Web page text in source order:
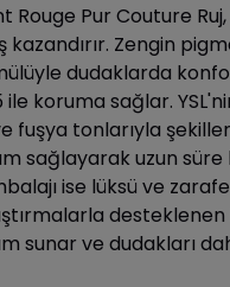
Rouge Pur Couture
kazandırır. Zengin
dudaklarda
ile koruma sağlar.
fuşya tonlarıyla
sağlayarak uzun süre
ise lüksü ve
sunar ve dudakları